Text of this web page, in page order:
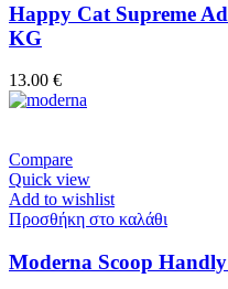
Happy Cat Supreme
KG
13.00 €
Compare
Quick view
Add to wishlist
Προσθήκη στο καλάθι
Moderna Scoop